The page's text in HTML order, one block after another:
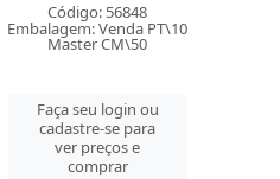
Código: 56848
Embalagem: Venda PT\10
Master CM\50
Faça seu login ou
cadastre-se para
ver preços e
comprar